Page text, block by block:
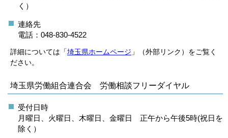
く）
連絡先
電話：048-830-4522
詳細については「埼玉県ホームページ 」（外部リンク）をご覧く
ださい。
埼玉県労働組合連合会 労働相談フリーダイヤル
受付日時
月曜日、火曜日、木曜日、金曜日 正午から午後5時(祝日を
除く）